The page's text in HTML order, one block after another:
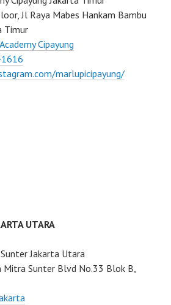
Jl Raya Mabes Hankam Bambu
Timur
Cipayung
marlupicipayung/
UTARA
Jakarta Utara
Mitra Sunter Blvd No.33 Blok B,